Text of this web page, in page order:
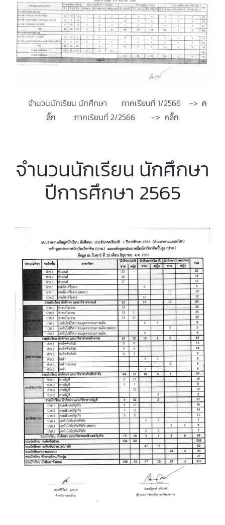
จำนวนนักเรียน นักศึกษา ภาคเรียนที่ 1/2566 –> ค
ลิ๊ก ภาคเรียนที่ 2/2566 –> คลิ๊ก
จำนวนนักเรียน นักศึกษา
ปีการศึกษา 2565